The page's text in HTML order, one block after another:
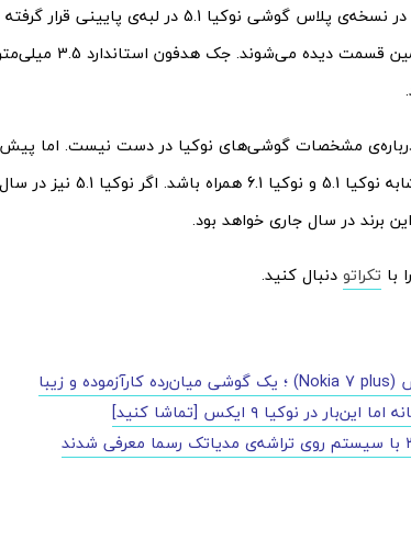
پورت یو‌اس‌بی نوع سی در نسخه‌ی پلاس گوشی نوکیا 5.1 در
یک میکروفون نیز در
درباره‌ی مشخصات گوشی‌های نوکیا در دست نیست. اما
برند در سال جاری خواهد بود.
را با تکراتو دنبال کنید.
در نوکیا ۹ ایکس [تماشا کنید]